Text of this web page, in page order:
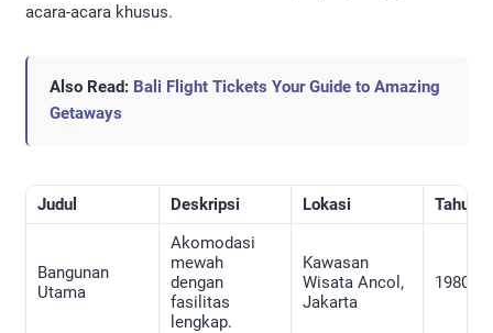
acara-acara khusus.
Also Read: Bali Flight Tickets Your Guide to Amazing
Getaways
Judul Deskripsi Lokasi Tahun
Bangunan
Utama
Akomodasi
mewah
dengan
fasilitas
lengkap.
Kawasan
Wisata Ancol,
Jakarta
1980-an